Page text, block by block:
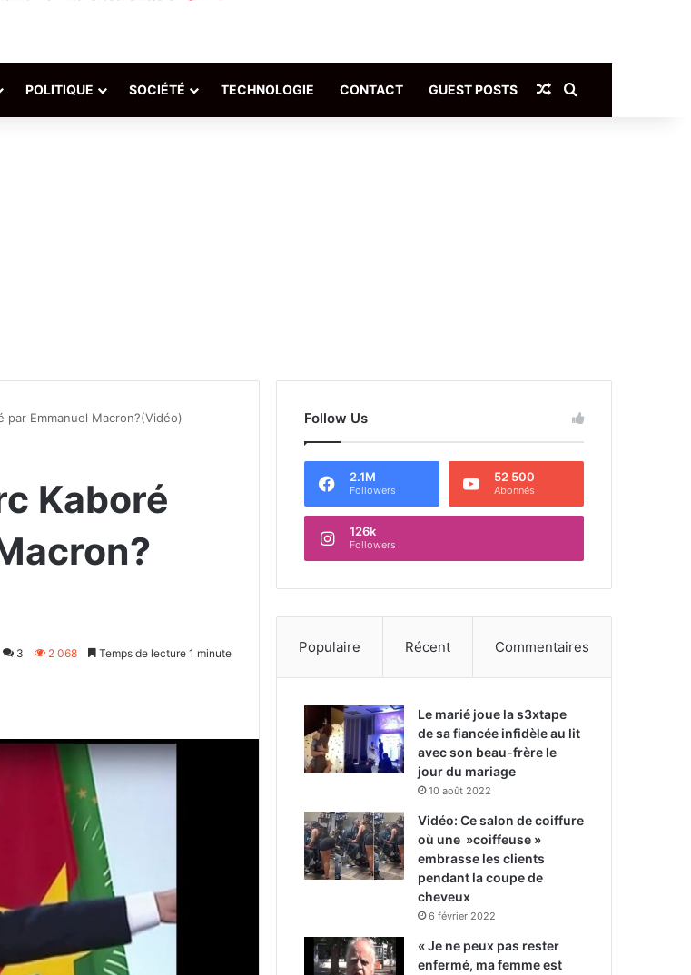
POLITIQUE SOCIÉTÉ TECHNOLOGIE CONTACT GUEST POSTS Article Aléatoire
par Emmanuel Macron?(Vidéo)
Kaboré
3 2 068 Temps de lecture 1 minute
Follow Us
2.1M
Followers
52 500
Abonnés
126k
Followers
Populaire Récent Commentaires
Le marié joue la s3xtape
de sa fiancée infidèle au lit
avec son beau-frère le
jour du mariage
10 août 2022
Vidéo: Ce salon de coiffure
où une »coiffeuse »
embrasse les clients
pendant la coupe de
cheveux
6 février 2022
« Je ne peux pas rester
enfermé, ma femme est